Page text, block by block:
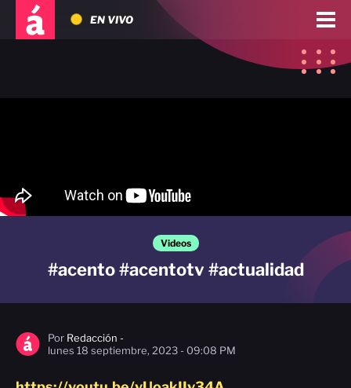
EN VIVO
Videos
#acento #acentotv #actualidad
Por Redacción -
lunes 18 septiembre, 2023 - 09:08 PM